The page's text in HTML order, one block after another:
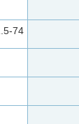
74